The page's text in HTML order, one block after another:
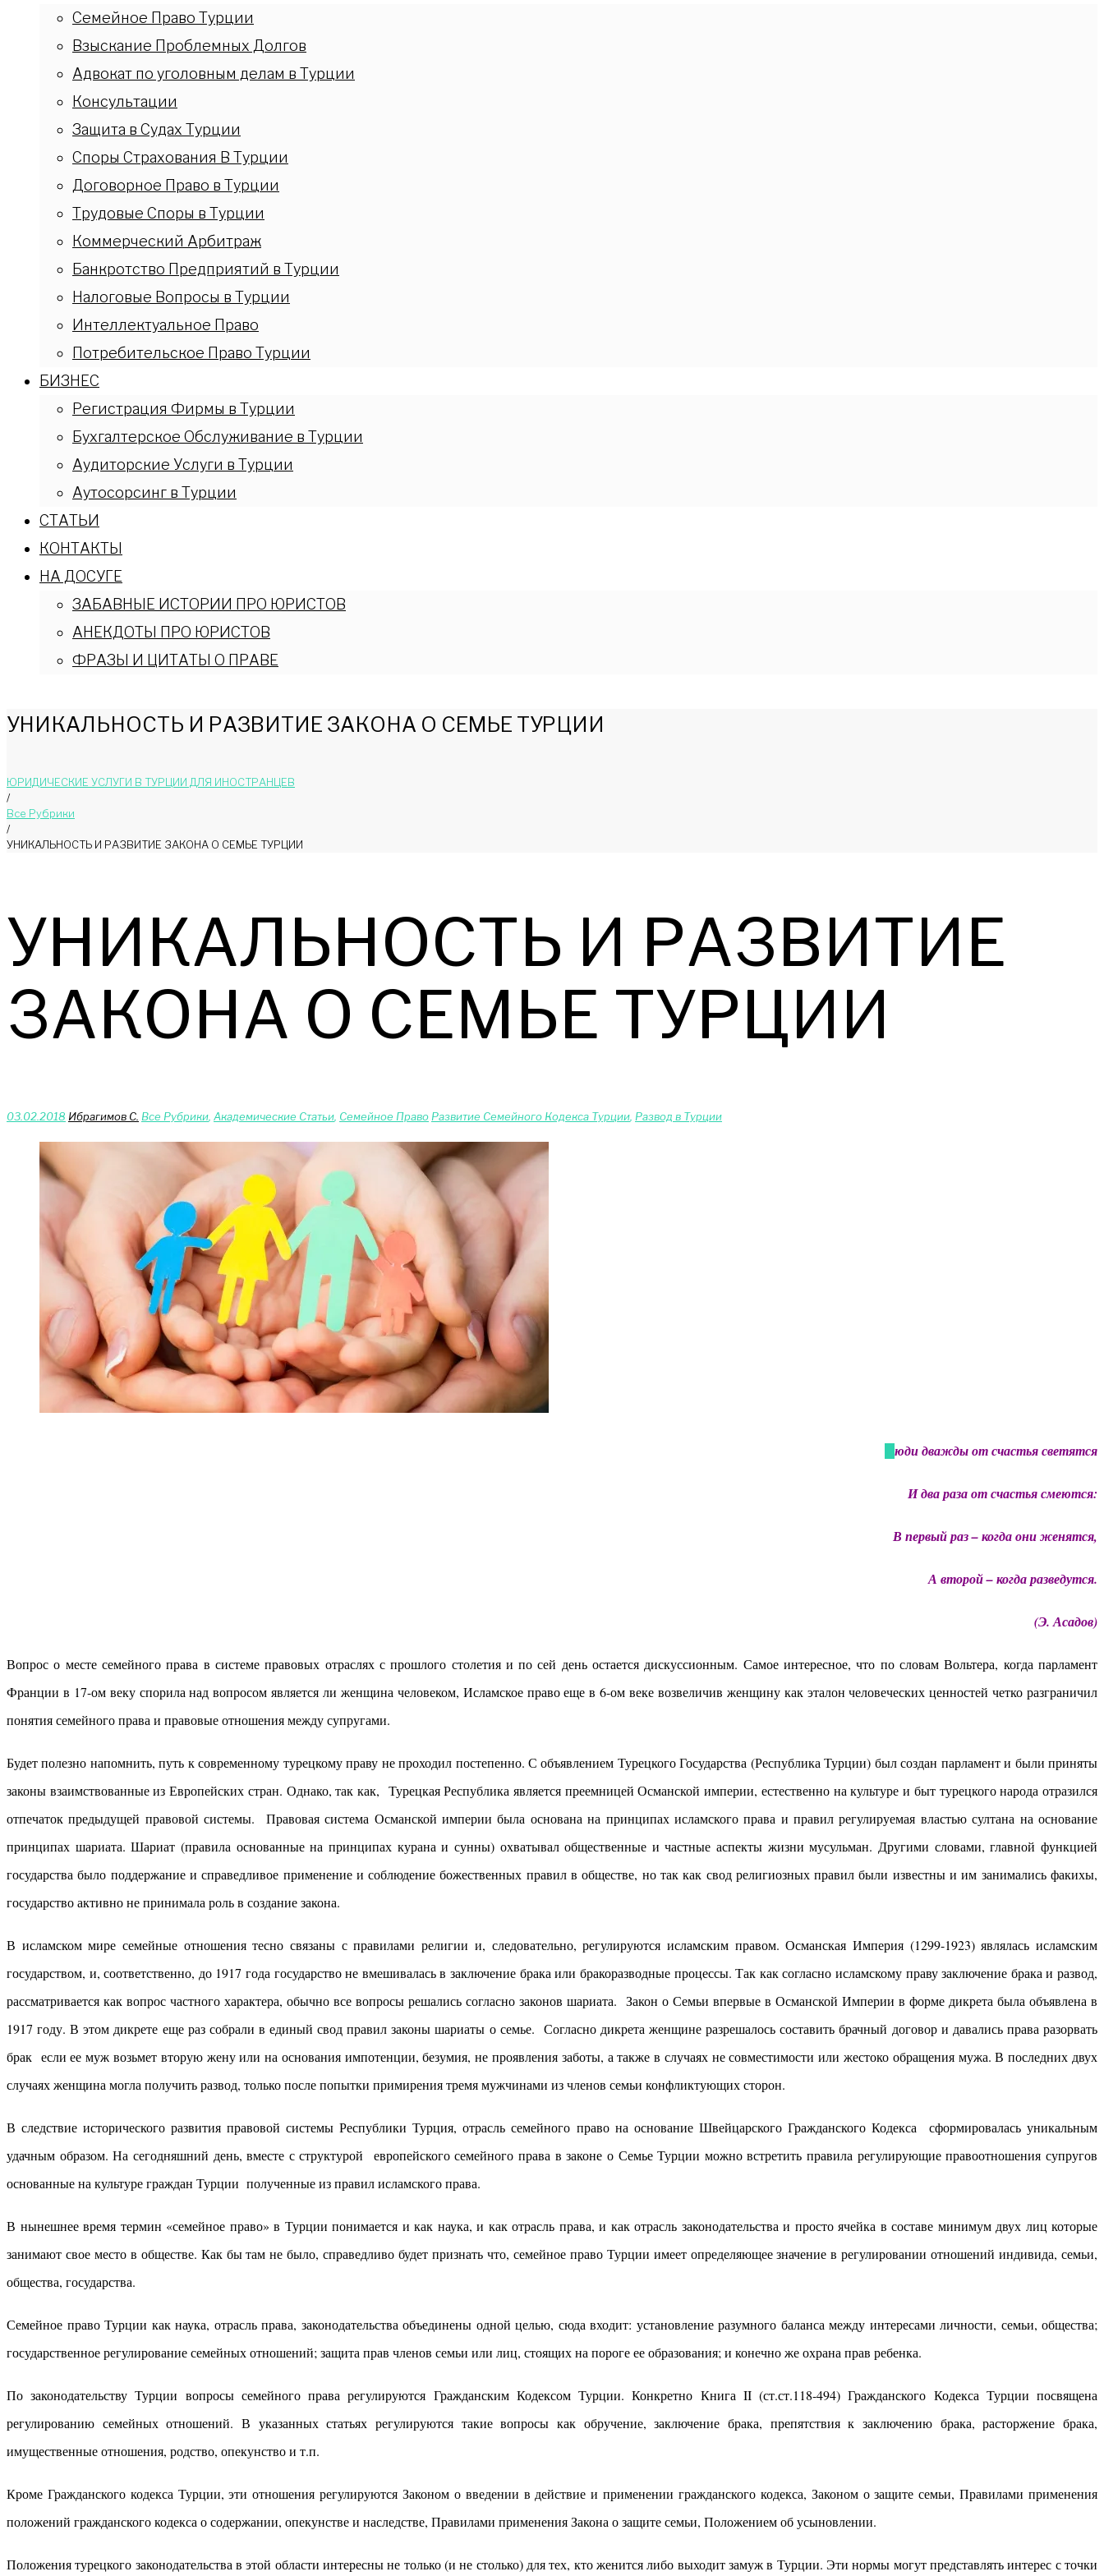
Семейное Право Турции
Взыскание Проблемных Долгов
Адвокат по уголовным делам в Турции
Консультации
Защита в Судах Турции
Споры Страхования В Турции
Договорное Право в Турции
Трудовые Споры в Турции
Коммерческий Арбитраж
Банкротство Предприятий в Турции
Налоговые Вопросы в Турции
Интеллектуальное Право
Потребительское Право Турции
БИЗНЕС
Регистрация Фирмы в Турции
Бухгалтерское Обслуживание в Турции
Аудиторские Услуги в Турции
Аутосорсинг в Турции
СТАТЬИ
КОНТАКТЫ
НА ДОСУГЕ
ЗАБАВНЫЕ ИСТОРИИ ПРО ЮРИСТОВ
АНЕКДОТЫ ПРО ЮРИСТОВ
ФРАЗЫ И ЦИТАТЫ О ПРАВЕ
УНИКАЛЬНОСТЬ И РАЗВИТИЕ ЗАКОНА О СЕМЬЕ ТУРЦИИ
ЮРИДИЧЕСКИЕ УСЛУГИ В ТУРЦИИ ДЛЯ ИНОСТРАНЦЕВ
/
Bce Pyбрики
/
УНИКАЛЬНОСТЬ И РАЗВИТИЕ ЗАКОНА О СЕМЬЕ ТУРЦИИ
УНИКАЛЬНОСТЬ И РАЗВИТИЕ
ЗАКОНА О СЕМЬЕ ТУРЦИИ
03.02.2018 Ибрагимов С. Bce Pyбрики, Академические Статьи, Сeмейное ПравоРазвитие Семейного Кодекса Турции, Развод в Турции
Люди дважды от счастья светятся
И два раза от счастья смеются:
В первый раз – когда они женятся,
А второй – когда разведутся.
(Э. Асадов)
Вопрос о месте семейного права в системе правовых отраслях с прошлого столетия и по сей день остается дискуссионным. Самое интересное, что по словам Вольтера, когда парламент
Франции в 17-ом веку спорила над вопросом является ли женщина человеком, Исламское право еще в 6-ом веке возвеличив женщину как эталон человеческих ценностей четко разграничил
понятия семейного права и правовые отношения между супругами.
Будет полезно напомнить, путь к современному турецкому праву не проходил постепенно. С объявлением Турецкого Государства (Республика Турции) был создан парламент и были приняты
законы взаимствованные из Европейских стран. Однако, так как, Турецкая Республика является преемницей Османской империи, естественно на культуре и быт турецкого народа отразился
отпечаток предыдущей правовой системы. Правовая система Османской империи была основана на принципах исламского права и правил регулируемая властью султана на основание
принципах шариата. Шариат (правила основанные на принципах курана и сунны) охватывал общественные и частные аспекты жизни мусульман. Другими словами, главной функцией
государства было поддержание и справедливое применение и соблюдение божественных правил в обществе, но так как свод религиозных правил были известны и им занимались факихы,
государство активно не принимала роль в создание закона.
В исламском мире семейные отношения тесно связаны с правилами религии и, следовательно, регулируются исламским правом. Османская Империя (1299-1923) являлась исламским
государством, и, соответственно, до 1917 года государство не вмешивалась в заключение брака или бракоразводные процессы. Так как согласно исламскому праву заключение брака и развод,
рассматривается как вопрос частного характера, обычно все вопросы решались согласно законов шариата. Закон о Семьи впервые в Османской Империи в форме дикрета была объявлена в
1917 году. В этом дикрете еще раз собрали в единый свод правил законы шариаты о семье. Согласно дикрета женщине разрешалось составить брачный договор и давались права разорвать
брак если ее муж возьмет вторую жену или на основания импотенции, безумия, не проявления заботы, а также в случаях не совместимости или жестоко обращения мужа. В последних двух
случаях женщина могла получить развод, только после попытки примирения тремя мужчинами из членов семьи конфликтующих сторон.
В следствие исторического развития правовой системы Республики Турция, отрасль семейного право на основание Швейцарского Гражданского Кодекса сформировалась уникальным
удачным образом. На сегодняшний день, вместе с структурой европейского семейного права в законе о Семье Турции можно встретить правила регулирующие правоотношения супругов
основанные на культуре граждан Турции полученные из правил исламского права.
В нынешнее время термин «семейное право» в Турции понимается и как наука, и как отрасль права, и как отрасль законодательства и просто ячейка в составе минимум двух лиц которые
занимают свое место в обществе. Как бы там не было, справедливо будет признать что, семейное право Турции имеет определяющее значение в регулировании отношений индивида, семьи,
общества, государства.
Семейное право Турции как наука, отрасль права, законодательства объединены одной целью, сюда входит: установление разумного баланса между интересами личности, семьи, общества;
государственное регулирование семейных отношений; защита прав членов семьи или лиц, стоящих на пороге ее образования; и конечно же охрана прав ребенка.
По законодательству Турции вопросы семейного права регулируются Гражданским Кодексом Турции. Конкретно Книга II (ст.ст.118-494) Гражданского Кодекса Турции посвящена
регулированию семейных отношений. В указанных статьях регулируются такие вопросы как обручение, заключение брака, препятствия к заключению брака, расторжение брака,
имущественные отношения, родство, опекунство и т.п.
Кроме Гражданского кодекса Турции, эти отношения регулируются Законом о введении в действие и применении гражданского кодекса, Законом о защите семьи, Правилами применения
положений гражданского кодекса о содержании, опекунстве и наследстве, Правилами применения Закона о защите семьи, Положением об усыновлении.
Положения турецкого законодательства в этой области интересны не только (и не столько) для тех, кто женится либо выходит замуж в Турции. Эти нормы могут представлять интерес с точки